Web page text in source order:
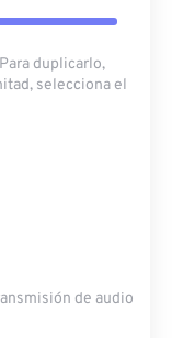
duplicarlo,
selecciona el
de audio